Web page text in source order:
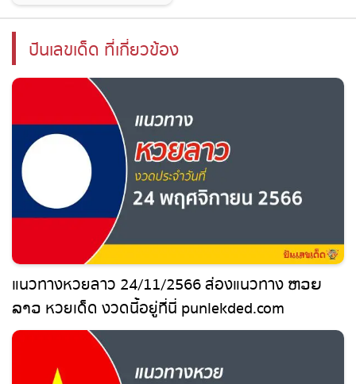
ปันเลขเด็ด ที่เกี่ยวข้อง
แนวทางหวยลาว 24/11/2566 ส่องแนวทาง ຫວຍ
ລາວ หวยเด็ด งวดนี้อยู่ที่นี่ punlekded.com